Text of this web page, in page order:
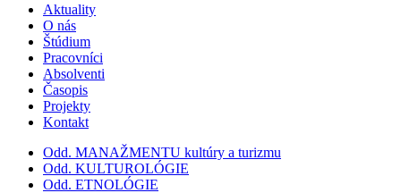
Aktuality
O nás
Štúdium
Pracovníci
Absolventi
Časopis
Projekty
Kontakt
Odd. MANAŽMENTU kultúry a turizmu
Odd. KULTUROLÓGIE
Odd. ETNOLÓGIE